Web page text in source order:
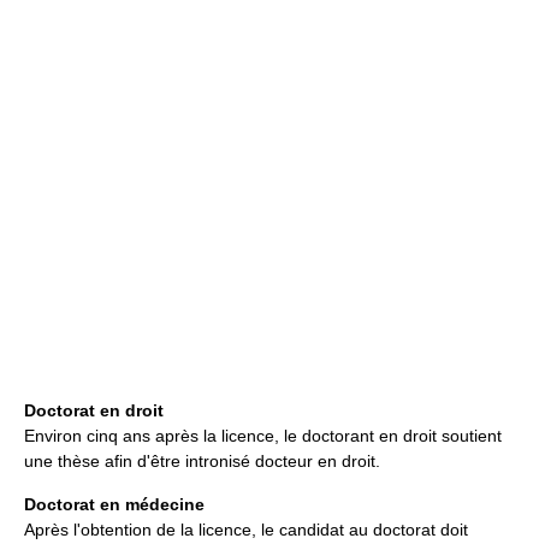
Doctorat en droit
Environ cinq ans après la licence, le doctorant en droit soutient
une thèse afin d'être intronisé docteur en droit.
Doctorat en médecine
Après l'obtention de la licence, le candidat au doctorat doit